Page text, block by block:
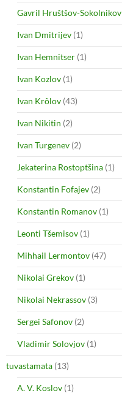
Gavril Hruštšov-Sokolnikov
Ivan Dmitrijev (1)
Ivan Hemnitser (1)
Ivan Kozlov (1)
Ivan Krõlov (43)
Ivan Nikitin (2)
Ivan Turgenev (2)
Jekaterina Rostoptšina (1)
Konstantin Fofajev (2)
Konstantin Romanov (1)
Leonti Tšemisov (1)
Mihhail Lermontov (47)
Nikolai Grekov (1)
Nikolai Nekrassov (3)
Sergei Safonov (2)
Vladimir Solovjov (1)
tuvastamata (13)
A. V. Koslov (1)